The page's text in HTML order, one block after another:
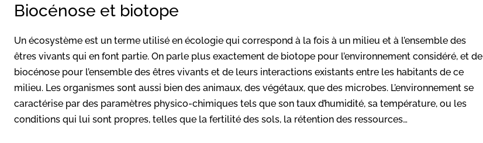
Biocénose et biotope
Un écosystème est un terme utilisé en écologie qui correspond à la fois à un milieu et à l’ensemble des
êtres vivants qui en font partie. On parle plus exactement de biotope pour l’environnement considéré, et de
biocénose pour l’ensemble des êtres vivants et de leurs interactions existants entre les habitants de ce
milieu. Les organismes sont aussi bien des animaux, des végétaux, que des microbes. L’environnement se
caractérise par des paramètres physico-chimiques tels que son taux d’humidité, sa température, ou les
conditions qui lui sont propres, telles que la fertilité des sols, la rétention des ressources…